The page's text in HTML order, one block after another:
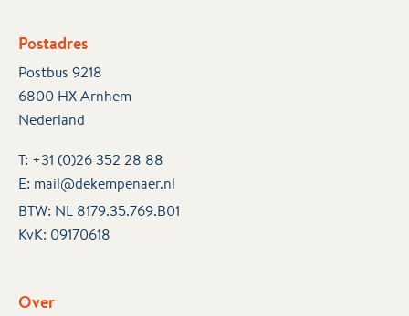
Postadres
Postbus 9218
6800 HX Arnhem
Nederland
T: +31 (0)26 352 28 88
E: mail@dekempenaer.nl
BTW: NL 8179.35.769.B01
KvK: 09170618
Over